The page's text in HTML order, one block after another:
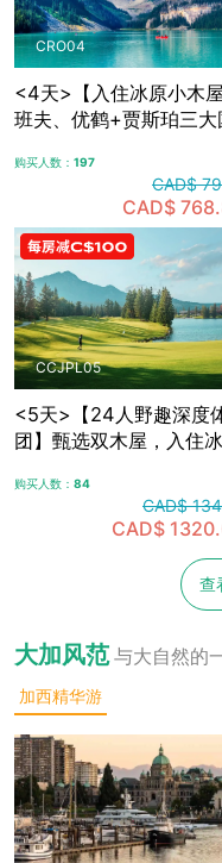
CRO04
<4天>【入住冰原小木屋
班夫、优鹤+贾斯珀三大
原，露易斯湖+梦莲湖+
湖+佩托湖，自选漂流/
敞篷车观光
购买人数： 197
CAD$
CAD$
CCJPL05
<5天>【24人野趣深度
团】甄选双木屋，入住
落基山之旅，可选冰川湖
Canoe划船，景观绿道
行，真正慢旅行体验，含
购买人数： 84
CAD$
CAD$
查
大加风范 与大自然的
加西精华游